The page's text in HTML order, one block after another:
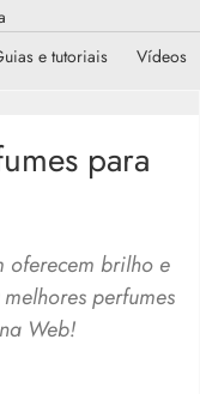
e tutoriais Vídeos
para
oferecem brilho e
perfumes
Web!